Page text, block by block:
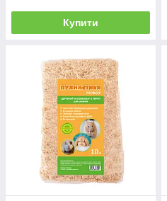
Купити